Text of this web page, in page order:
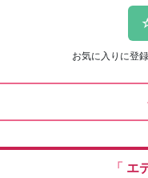
お気に入りに登
「 エ